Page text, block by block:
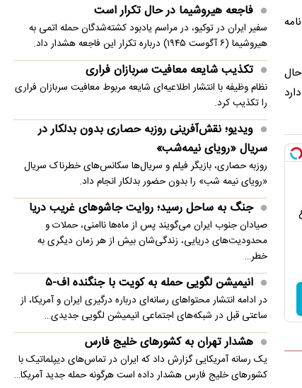
تکذیب شایعه معافیت سربازان فراری
فاجعه هیروشیما در حال تکرار است
سفیر ایران در توکیو، در مراسم یادبود کشته‌شدگان حمله اتمی به
هیروشیما (۶ آگوست ۱۹۴۵) درباره تکرار این فاجعه هشدار داد.
تکذیب شایعه معافیت سربازان فراری
نظام وظیفه با انتشار اطلاعیه‌ای شایعه مربوط معافیت سربازان فراری
را تکذیب کرد.
ویدیو؛ نقش‌آفرینی روزبه حصاری بدون بدلکار در
سریال «رویای نیمه‌شب»
روزبه حصاری، بازیگر فیلم و سریال‌ها سکانس‌های خطرناک سریال
«رویای نیمه شب» را بدون حضور بدلکار انجام داد.
جنگ به ساحل رسید؛ روایت جاشوهای غریب دریا
صیادان جنوب ایران می‌گویند پس از ماه‌ها ناامنی، حملات و
محدودیت‌های دریایی، زندگی‌شان بیش از هر زمان دیگری به
خطر…
انیمیشن لگویی حمله به کویت با جنگنده اف-۵
در ادامه انتشار محتواهای رسانه‌ای درباره درگیری ایران و آمریکا، از
ساعتی قبل در شبکه‌های اجتماعی انیمیشن لگویی جدیدی…
هشدار تهران به کشورهای خلیج فارس
یک رسانه آمریکایی گزارش داد که ایران در تماس‌های دیپلماتیک با
کشورهای خلیج فارس هشدار داده است هرگونه حمله جدید آمریکا…